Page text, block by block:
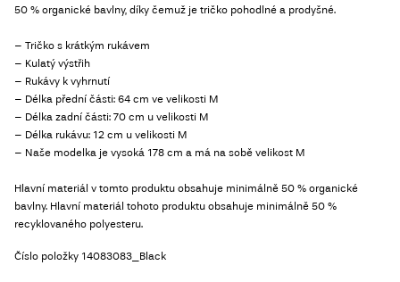
50 % organické bavlny, díky čemuž je tričko pohodlné a prodyšné.
– Tričko s krátkým rukávem
– Kulatý výstřih
– Rukávy k vyhrnutí
– Délka přední části: 64 cm ve velikosti M
– Délka zadní části: 70 cm u velikosti M
– Délka rukávu: 12 cm u velikosti M
– Naše modelka je vysoká 178 cm a má na sobě velikost M
Hlavní materiál v tomto produktu obsahuje minimálně 50 % organické
bavlny. Hlavní materiál tohoto produktu obsahuje minimálně 50 %
recyklovaného polyesteru.
Číslo položky 14083083_Black